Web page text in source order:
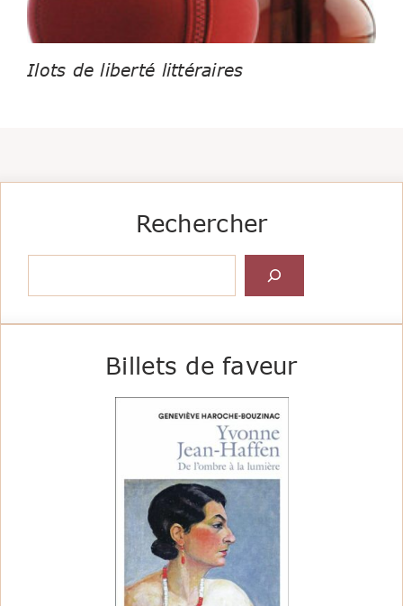
Ilots de liberté littéraires
Rechercher
Billets de faveur